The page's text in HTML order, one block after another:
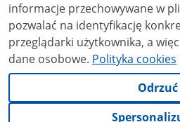
informacje przechowywane w
pozwalać na identyfikację
przeglądarki użytkownika, a
dane osobowe. Polityka cookies
Odrzuć